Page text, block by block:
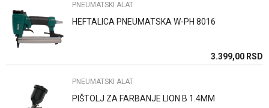
Anti-spam zaštita - izračunajte koliko je 6 - 1 :
POŠALJI
PNEUMATSKI ALAT
HEFTALICA PNEUMATSKA W-PH 8016
3.399,00 RSD
PNEUMATSKI ALAT
PIŠTOLJ ZA FARBANJE LION B 1.4MM